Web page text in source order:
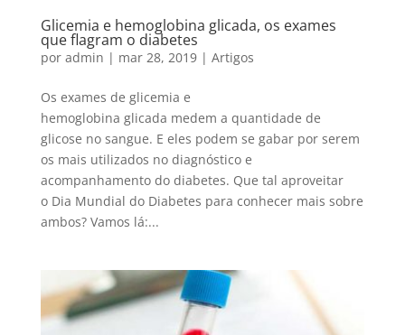
Glicemia e hemoglobina glicada, os exames
que flagram o diabetes
por admin | mar 28, 2019| Artigos
Os exames de glicemia e
hemoglobina glicada medem a quantidade de
glicose no sangue. E eles podem se gabar por serem
os mais utilizados no diagnóstico e
acompanhamento do diabetes. Que tal aproveitar
o Dia Mundial do Diabetes para conhecer mais sobre
ambos? Vamos lá:...